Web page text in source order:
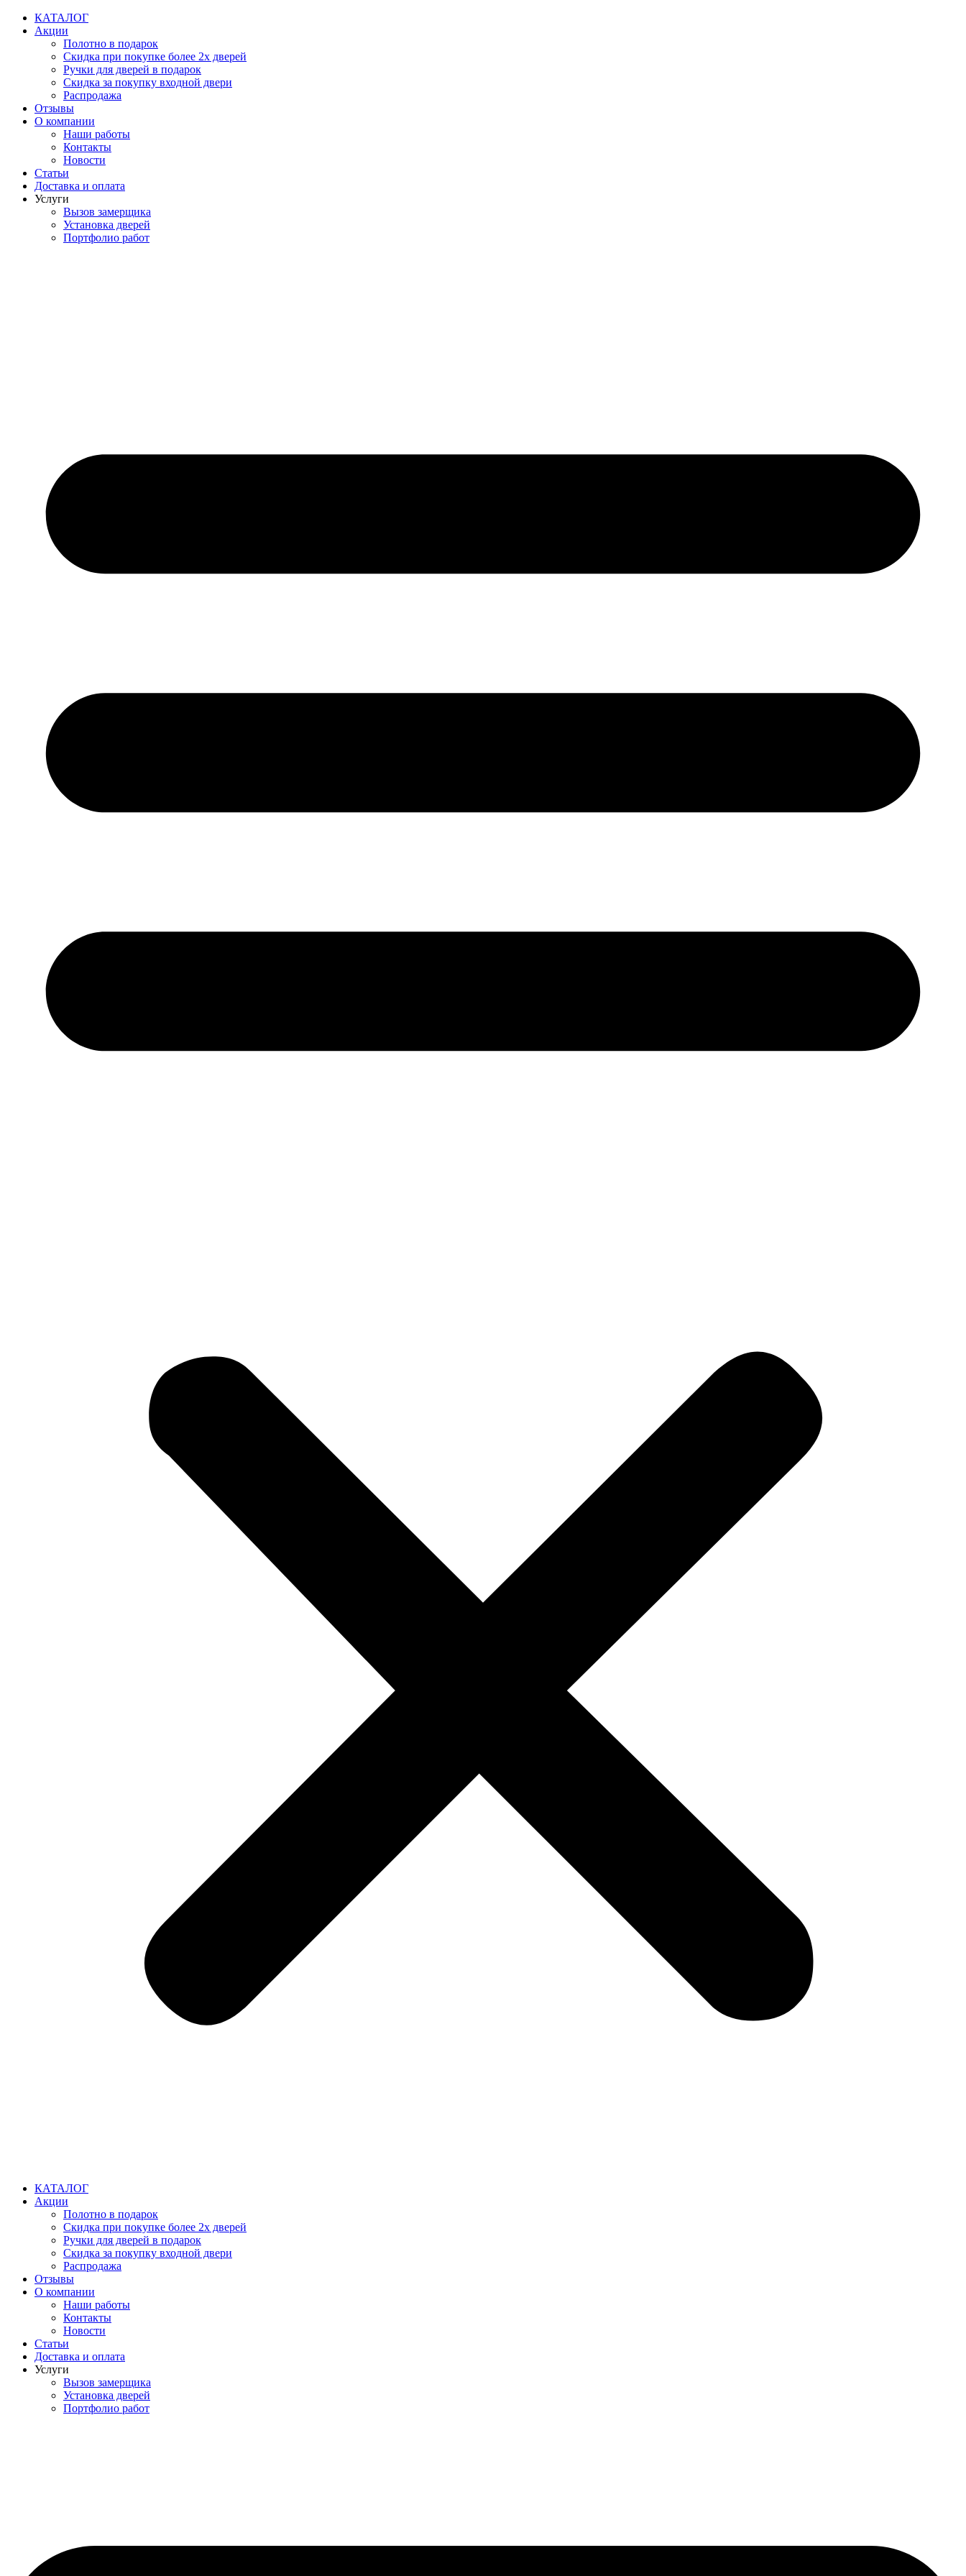
Перейти
содержимому
КАТАЛОГ
Акции
Полотно в подарок
Скидка при покупке более 2х дверей
Ручки для дверей в подарок
Скидка за покупку входной двери
Распродажа
Отзывы
О компании
Наши работы
Контакты
Новости
Статьи
Доставка и оплата
Услуги
Вызов замерщика
Установка дверей
Портфолио работ
КАТАЛОГ
Акции
Полотно в подарок
Скидка при покупке более 2х дверей
Ручки для дверей в подарок
Скидка за покупку входной двери
Распродажа
Отзывы
О компании
Наши работы
Контакты
Новости
Статьи
Доставка и оплата
Услуги
Вызов замерщика
Установка дверей
Портфолио работ